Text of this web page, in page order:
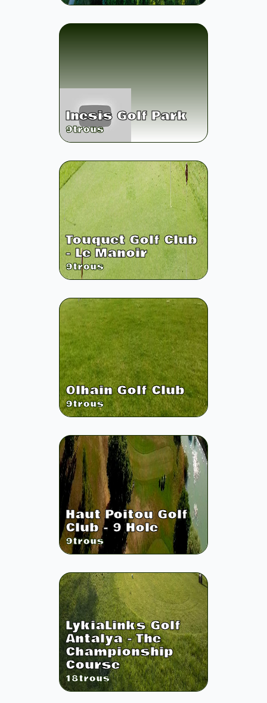
Inesis Golf Park
9trous
Touquet Golf Club
- Le Manoir
9trous
Olhain Golf Club
9trous
Haut Poitou Golf
Club - 9 Hole
9trous
LykiaLinks Golf
Antalya - The
Championship
Course
18trous